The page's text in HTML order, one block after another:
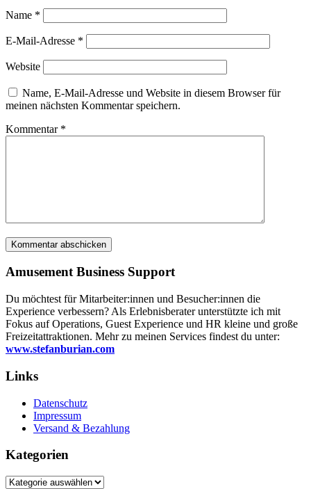
Name *
E-Mail-Adresse *
Website
Name, E-Mail-Adresse und Website in diesem Browser für
meinen nächsten Kommentar speichern.
Kommentar *
Amusement Business Support
Du möchtest für Mitarbeiter:innen und Besucher:innen die
Experience verbessern? Als Erlebnisberater unterstützte ich mit
Fokus auf Operations, Guest Experience und HR kleine und große
Freizeitattraktionen. Mehr zu meinen Services findest du unter:
www.stefanburian.com
Links
Datenschutz
Impressum
Versand & Bezahlung
Kategorien
Kategorien